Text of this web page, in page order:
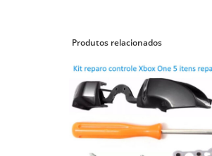
Produtos relacionados